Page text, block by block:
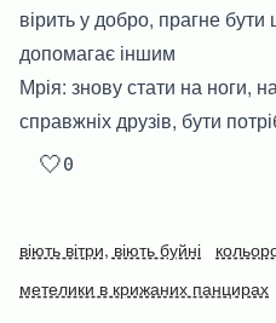
вірить у добро, прагне
допомагає іншим
Мрія: знову стати на ноги,
справжніх друзів, бути
🤍0
віють вітри, віють буйні
метелики в крижаних панцирах